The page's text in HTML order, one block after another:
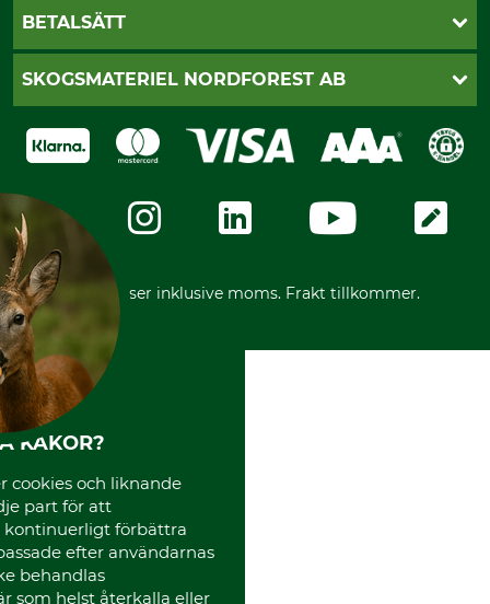
Vanliga frågor
Butik Vansbro
Dataskydd
Ångerrätt
Ångerrätt för din beställning
Reklamationer
Frakter
BETALSÄTT
Klarna
Swish
SKOGSMATERIEL NORDFOREST AB
Om oss
GRUBE-Gruppen
Karriär
Vår personal
Varumärken
Mässor
Instagram TOS
Media
Code of Conduct
*Alla priser inklusive moms. Frakt tillkommer.
KAKOR?
cookies och liknande
part för att
kontinuerligt förbättra
efter användarnas
behandlas
som helst återkalla eller